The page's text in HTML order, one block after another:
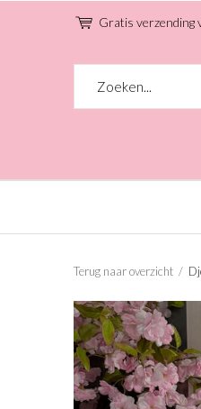
Gratis verzending
Terug naar overzicht